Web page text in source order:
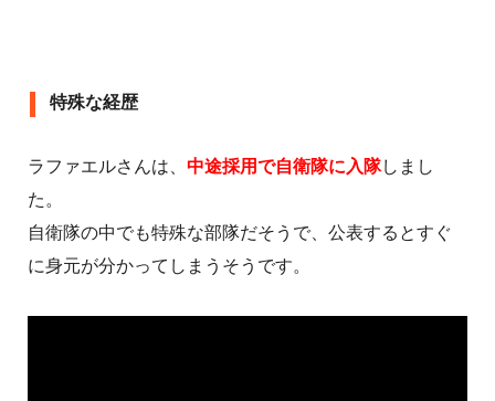
特殊な経歴
ラファエルさんは、 中途採用で自衛隊に入隊しまし
た。
自衛隊の中でも特殊な部隊だそうで、公表するとすぐ
に身元が分かってしまうそうです。